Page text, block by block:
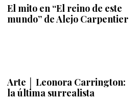
El mito en “El reino de este
mundo” de Alejo Carpentier
Arte │ Leonora Carrington:
la última surrealista